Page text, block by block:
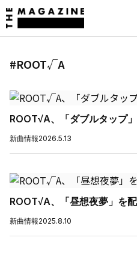
#ROOT√A
ROOT√A、「ダブルタップ
新曲情報2026.5.13
ROOT√A、「昼想夜夢」を
新曲情報2025.8.10